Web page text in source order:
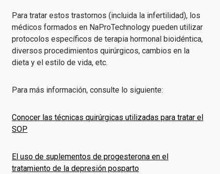
Para tratar estos trastornos (incluida la infertilidad), los
médicos formados en NaProTechnology pueden utilizar
protocolos específicos de terapia hormonal bioidéntica,
diversos procedimientos quirúrgicos, cambios en la
dieta y el estilo de vida, etc.
Para más información, consulte lo siguiente:
Conocer las técnicas quirúrgicas utilizadas para tratar el
SOP
El uso de suplementos de progesterona en el
tratamiento de la depresión posparto